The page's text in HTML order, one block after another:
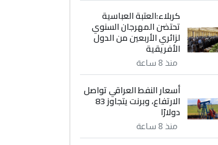
كربلاء:العتبة العباسية
تحتضن المهرجان السنوي
لزائري الأربعين من الدول
الأفريقية
منذ 8 ساعة
أسعار النفط العراقي تواصل
الارتفاع، وبرنت يتجاوز 83
دولارًا
منذ 8 ساعة